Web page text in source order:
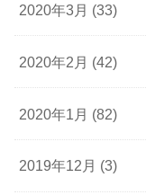
2020年3月 (33)
2020年2月 (42)
2020年1月 (82)
2019年12月 (3)